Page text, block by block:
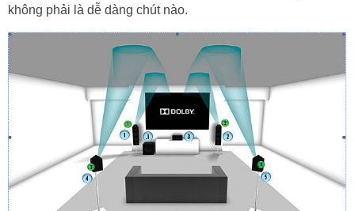
không phải là dễ dàng chút nào.